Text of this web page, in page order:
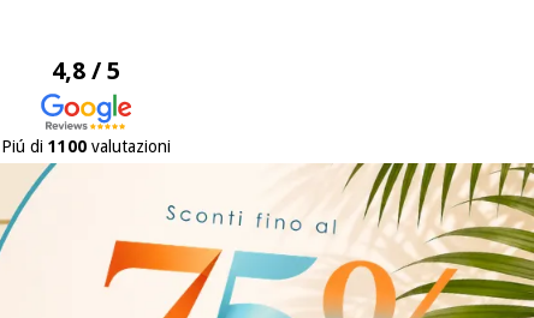
4,8 / 5
Piú di 1100valutazioni